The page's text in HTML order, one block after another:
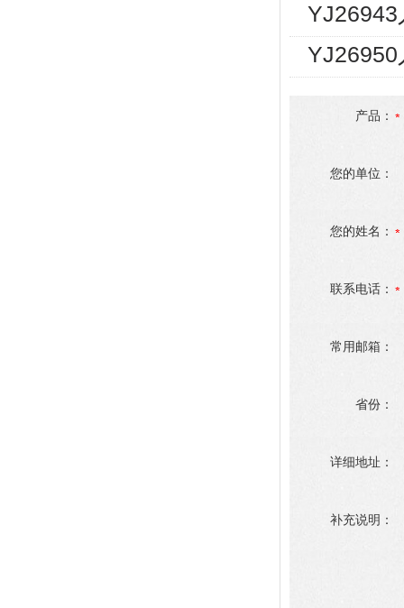
YJ26943
YJ26950
产品：
您的单位：
您的姓名：
联系电话：
常用邮箱：
省份：
详细地址：
补充说明：